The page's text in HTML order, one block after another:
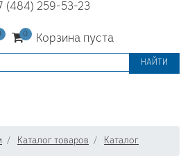
(484) 259-53-23
Корзина пуста
НАЙТИ
Каталог товаров Каталог